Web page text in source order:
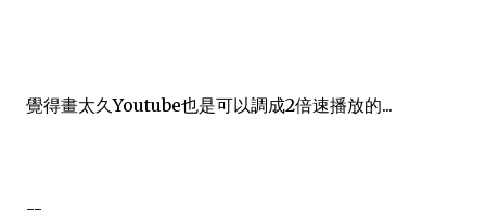
覺得畫太久Youtube也是可以調成2倍速播放的...
--